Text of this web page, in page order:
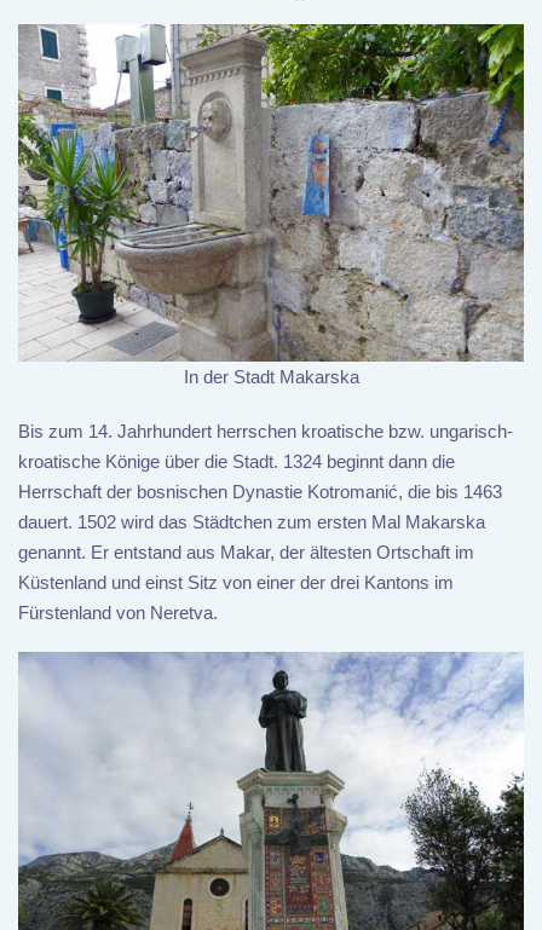
In der Stadt Makarska
Bis zum 14. Jahrhundert herrschen kroatische bzw. ungarisch-
kroatische Könige über die Stadt. 1324 beginnt dann die
Herrschaft der bosnischen Dynastie Kotromanić, die bis 1463
dauert. 1502 wird das Städtchen zum ersten Mal Makarska
genannt. Er entstand aus Makar, der ältesten Ortschaft im
Küstenland und einst Sitz von einer der drei Kantons im
Fürstenland von Neretva.